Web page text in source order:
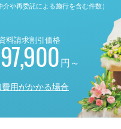
や再委託による施行を含む件数）
料請求割引価格
97,900円～
用がかかる場合